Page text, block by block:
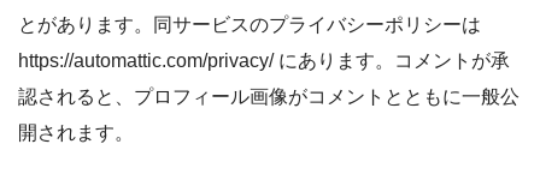
とがあります。同サービスのプライバシーポリシーは
https://automattic.com/privacy/ にあります。コメントが承
認されると、プロフィール画像がコメントとともに一般公
開されます。